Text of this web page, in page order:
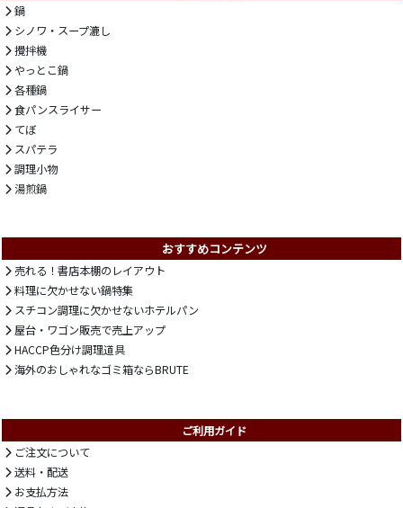
鍋
シノワ・スープ漉し
攪拌機
やっとこ鍋
各種鍋
食パンスライサー
てぼ
スパテラ
調理小物
湯煎鍋
おすすめコンテンツ
売れる！書店本棚のレイアウト
料理に欠かせない鍋特集
スチコン調理に欠かせないホテルパン
屋台・ワゴン販売で売上アップ
HACCP色分け調理道具
海外のおしゃれなゴミ箱ならBRUTE
ご利用ガイド
ご注文について
送料・配送
お支払方法